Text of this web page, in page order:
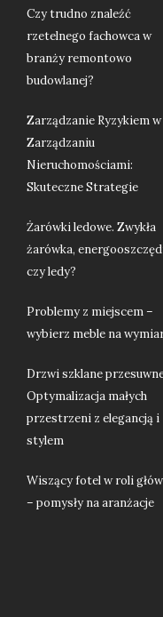
Czy trudno znaleźć
rzetelnego fachowca w
branży remontowo
budowlanej?
Zarządzanie Ryzykiem w
Zarządzaniu
Nieruchomościami:
Skuteczne Strategie
Żarówki ledowe. Zwykła
żarówka,
czy ledy?
Problemy z miejscem –
wybierz meble na
Drzwi szklane
Optymalizacja małych
przestrzeni z elegancją i
stylem
Wiszący fotel w roli
– pomysły na aranżacje